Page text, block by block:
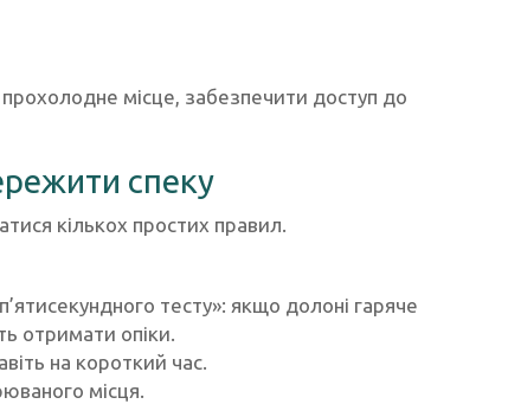
місце, забезпечити доступ до
спеку
кількох простих правил.
тесту»: якщо долоні гаряче
отримати опіки.
на короткий час.
місця.